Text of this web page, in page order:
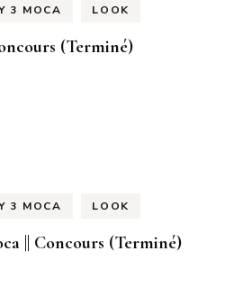
3 MOCA LOOK
(Terminé)
3 MOCA LOOK
|| Concours (Terminé)